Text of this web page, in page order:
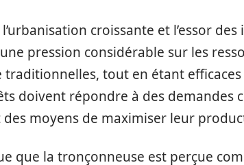
croissante et l’essor
pression considérable sur les
traditionnelles, tout en étant
doivent répondre à des demandes
moyens de maximiser leur
que la tronçonneuse est perçue